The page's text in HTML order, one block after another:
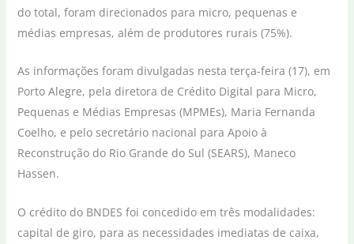
do total, foram direcionados para micro, pequenas e
médias empresas, além de produtores rurais (75%).
As informações foram divulgadas nesta terça-feira (17), em
Porto Alegre, pela diretora de Crédito Digital para Micro,
Pequenas e Médias Empresas (MPMEs), Maria Fernanda
Coelho, e pelo secretário nacional para Apoio à
Reconstrução do Rio Grande do Sul (SEARS), Maneco
Hassen.
O crédito do BNDES foi concedido em três modalidades:
capital de giro, para as necessidades imediatas de caixa,